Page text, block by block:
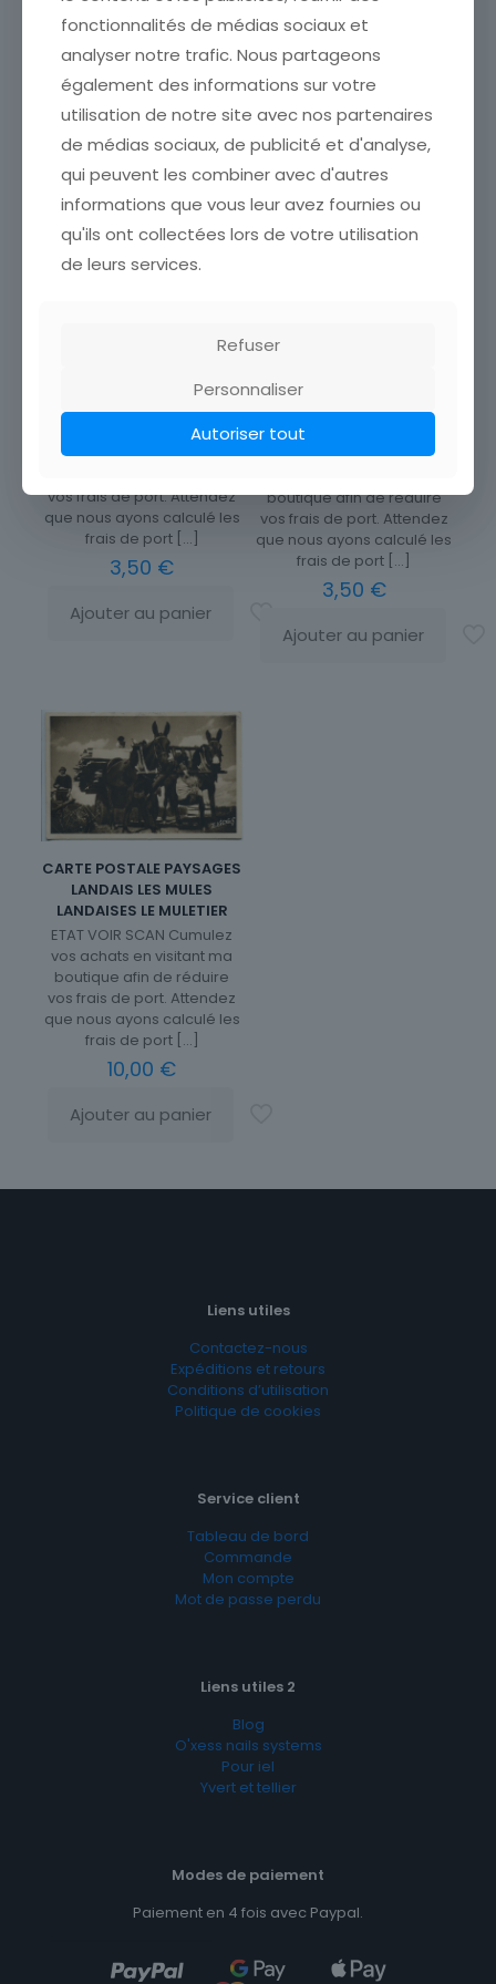
Religieux
ICH SCHNITT ES GERN IN
ALLE RINDEN EIN
ETAT VOIR SCAN Cumulez
vos achats en visitant ma
vos frais de port. Attendez
que nous ayons calculé les
frais de port[…]
3,50 €
Ajouter au panier
GLUCKWUNSCH ZUM
NEUEN JAHRE FEMME LUGE
ETAT VOIR SCAN Cumulez
boutique afin de réduire
vos frais de port. Attendez
que nous ayons calculé les
frais de port […]
3,50 €
Ajouter au panier
CARTE POSTALE PAYSAGES
LANDAIS LES MULES
LANDAISES LE MULETIER
ETAT VOIR SCAN Cumulez
vos achats en visitant ma
boutique afin de réduire
vos frais de port. Attendez
que nous ayons calculé les
frais de port[…]
10,00 €
Ajouter au panier
Liens utiles
Contactez-nous
Expéditions et retours
Conditions d’utilisation
Politique de cookies
Service client
Tableau de bord
Commande
Mon compte
Mot de passe perdu
Liens utiles 2
Blog
O'xess nails systems
Pour iel
Yvert et tellier
Modes de paiement
Paiement en 4 fois avec Paypal.
fonctionnalités de médias sociaux et
analyser notre trafic. Nous partageons
également des informations sur votre
utilisation de notre site avec nos partenaires
de médias sociaux, de publicité et d'analyse,
qui peuvent les combiner avec d'autres
informations que vous leur avez fournies ou
qu'ils ont collectées lors de votre utilisation
de leurs services.
Refuser
Personnaliser
Autoriser tout